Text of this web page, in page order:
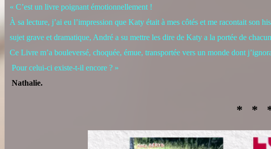
« C’est un livre poignant émotionnellement !
À sa lecture, j’ai eu l’impression que Katy était à mes côtés et me racontait son
sujet grave et dramatique, André a su mettre les dire de Katy a la portée de
Ce Livre m’a bouleversé, choquée, émue, transportée vers un monde dont
Pour celui-ci existe-t-il encore ? »
Nathalie.
* *